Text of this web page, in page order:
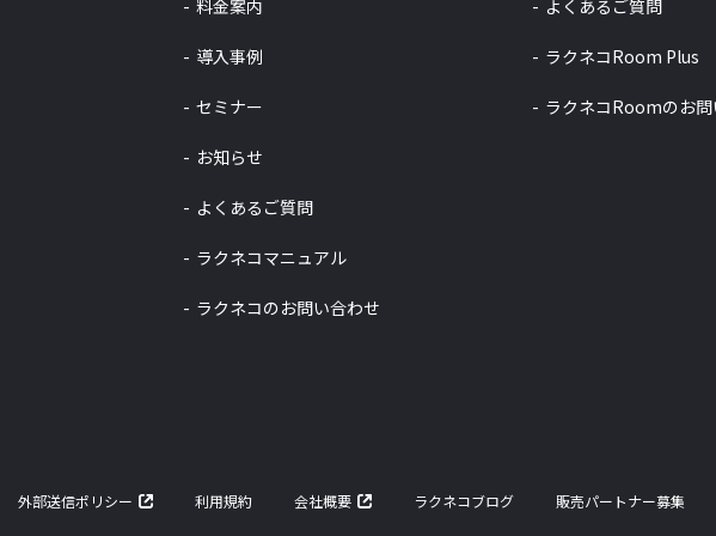
料金案内
導入事例
セミナー
お知らせ
よくあるご質問
ラクネコマニュアル
ラクネコのお問い合わせ
よくあるご質問
ラクネコRoom Plus
ラクネコRoomのお問
外部送信ポリシー 利用規約 会社概要 ラクネコブログ 販売パートナー募集